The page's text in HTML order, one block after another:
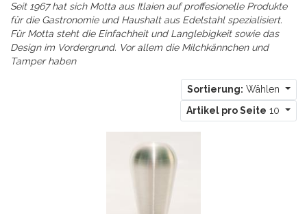
Seit 1967 hat sich Motta aus Itlaien auf proffesionelle Produkte
für die Gastronomie und Haushalt aus Edelstahl spezialisiert.
Für Motta steht die Einfachheit und Langlebigkeit sowie das
Design im Vordergrund. Vor allem die Milchkännchen und
Tamper haben
Sortierung: Wählen
Artikel pro Seite 10